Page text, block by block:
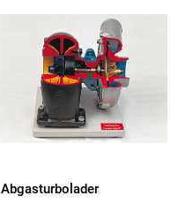
Abgasturbolader